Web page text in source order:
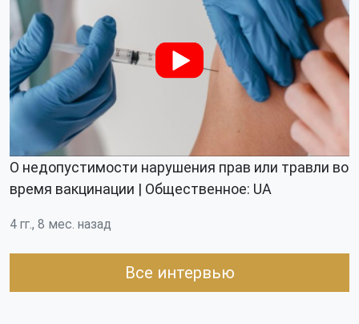
О недопустимости нарушения прав или травли во
время вакцинации | Общественное: UA
4 гг., 8 мес. назад
Все интервью